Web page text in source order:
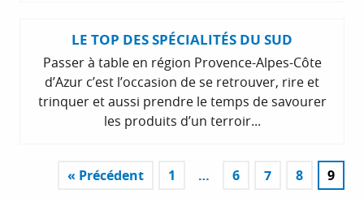
LE TOP DES SPÉCIALITÉS DU SUD
Passer à table en région Provence-Alpes-Côte
d’Azur c’est l’occasion de se retrouver, rire et
trinquer et aussi prendre le temps de savourer
les produits d’un terroir...
« Précédent 1 … 6 7 8 9